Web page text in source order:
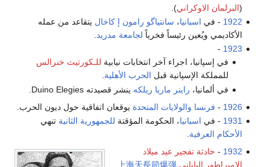
).
اسبانيا، سانتياگو رامون إ كاخاليتقاعد من عمله
رئيساً فخرياًلجامعة مدريد .
اجراء آخر انتخابات نيابيةللـكورتيث خنرالس
قبلالحرب الأهلية.
راينر ماريا ريلكهينشر قصيدته Duino Elegies.
والولايات المتحدةيوقعان اتفاقية حول ديون الحرب.
اسبانيا، الحكومة المؤقتةللجمهورية الثانيةتنهي
تفجير عيد ميلاد
上海天長節爆弾